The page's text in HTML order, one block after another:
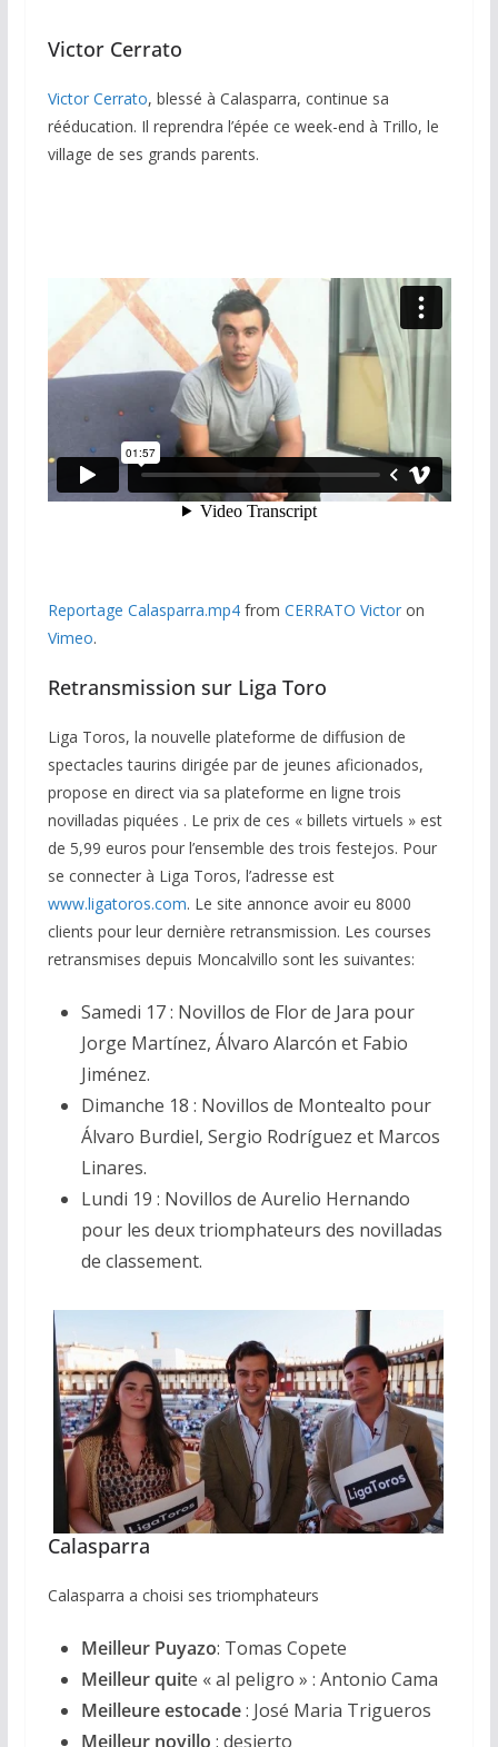
Victor Cerrato
Victor Cerrato, blessé à Calasparra, continue sa
rééducation. Il reprendra l’épée ce week-end à Trillo, le
village de ses grands parents.
Reportage Calasparra.mp4from CERRATO Victoron
Vimeo.
Retransmission sur Liga Toro
Liga Toros, la nouvelle plateforme de diffusion de
spectacles taurins dirigée par de jeunes aficionados,
propose en direct via sa plateforme en ligne trois
novilladas piquées . Le prix de ces « billets virtuels » est
de 5,99 euros pour l’ensemble des trois festejos. Pour
se connecter à Liga Toros, l’adresse est
www.ligatoros.com. Le site annonce avoir eu 8000
clients pour leur dernière retransmission. Les courses
retransmises depuis Moncalvillo sont les suivantes:
Samedi 17 : Novillos de Flor de Jara pour
Jorge Martínez, Álvaro Alarcón et Fabio
Jiménez.
Dimanche 18 : Novillos de Montealto pour
Álvaro Burdiel, Sergio Rodríguez et Marcos
Linares.
Lundi 19 : Novillos de Aurelio Hernando
pour les deux triomphateurs des novilladas
de classement.
Calasparra
Calasparra a choisi ses triomphateurs
Meilleur Puyazo: Tomas Copete
Meilleur quite « al peligro » : Antonio Cama
Meilleure estocade: José Maria Trigueros
Meilleur novillo : desierto